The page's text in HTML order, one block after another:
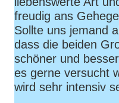
freudig ans
Sollte uns jemand
dass die beiden
schöner und
es gerne versucht
wird sehr intensiv